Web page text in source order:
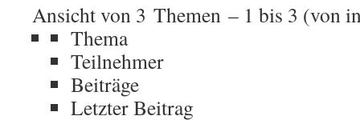
Ansicht von 3 Themen – 1 bis 3 (von
Thema
Teilnehmer
Beiträge
Letzter Beitrag